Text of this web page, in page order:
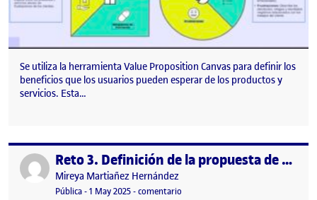
Se utiliza la herramienta Value Proposition Canvas para definir los
beneficios que los usuarios pueden esperar de los productos y
servicios. Esta…
Publicado por Reto 3. Definición de la propuesta de valor. Intergeneracionalidad.
Publicado por
Mireya Martiañez Hernández
Visibilidad:
Pública-Fecha de publicación
1 May 2025-comentario